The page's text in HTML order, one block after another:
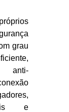
grau
anti-
e